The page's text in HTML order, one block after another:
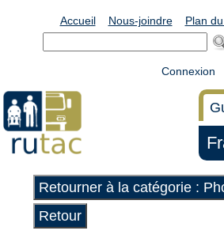
Accueil Nous-joindre Plan
Connexion
Retourner à la catégorie :
Retour